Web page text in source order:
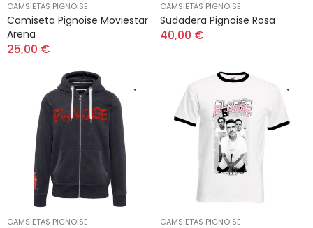
CAMSIETAS PIGNOISE
Camiseta Pignoise Moviestar
Arena
25,00 €
CAMSIETAS PIGNOISE
Sudadera Pignoise Rosa
40,00 €
CAMSIETAS PIGNOISE CAMSIETAS PIGNOISE